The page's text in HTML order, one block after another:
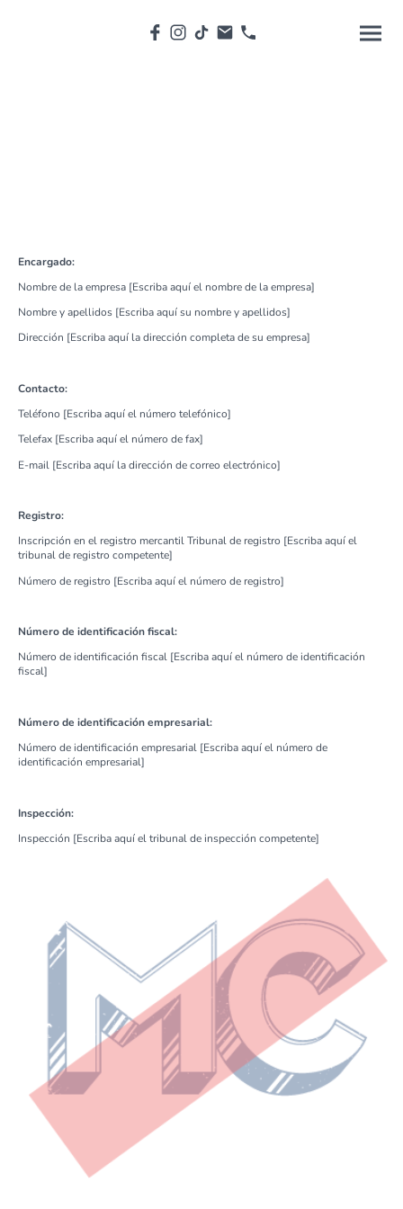
Encargado:
Nombre de la empresa [Escriba aquí el nombre de la empresa]
Nombre y apellidos [Escriba aquí su nombre y apellidos]
Dirección [Escriba aquí la dirección completa de su empresa]
Contacto:
Teléfono [Escriba aquí el número telefónico]
Telefax [Escriba aquí el número de fax]
E-mail [Escriba aquí la dirección de correo electrónico]
Registro:
Inscripción en el registro mercantil Tribunal de registro [Escriba aquí el
tribunal de registro competente]
Número de registro [Escriba aquí el número de registro]
Número de identificación fiscal:
Número de identificación fiscal [Escriba aquí el número de identificación
fiscal]
Número de identificación empresarial:
Número de identificación empresarial [Escriba aquí el número de
identificación empresarial]
Inspección:
Inspección [Escriba aquí el tribunal de inspección competente]